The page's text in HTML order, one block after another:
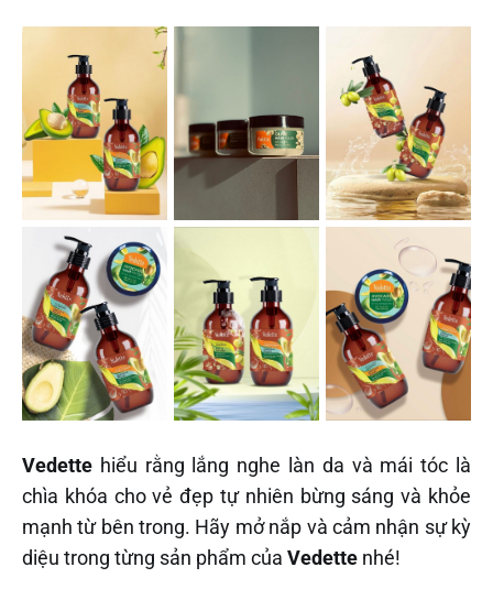
Vedette hiểu rằng lắng nghe làn da và mái tóc là
chìa khóa cho vẻ đẹp tự nhiên bừng sáng và khỏe
mạnh từ bên trong. Hãy mở nắp và cảm nhận sự kỳ
diệu trong từng sản phẩm của Vedette nhé!